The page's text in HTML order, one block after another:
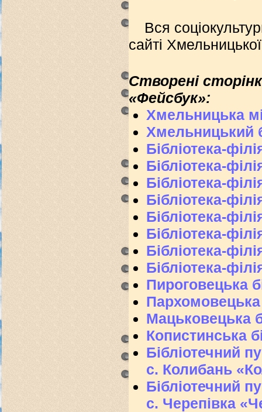
Вся
сайті
Створені
«Фейсбук»:
Хмельницька
Хмельницький
Бібліотека-
Бібліотека-
Бібліотека-
Бібліотека-
Бібліотека-
Бібліотека-
Бібліотека-
Бібліотека-
Пироговецька
Пархомовецька
Мацьковецька
Копистинська
Бібліотечний
с. Колибань
Бібліотечний
с. Черепівка